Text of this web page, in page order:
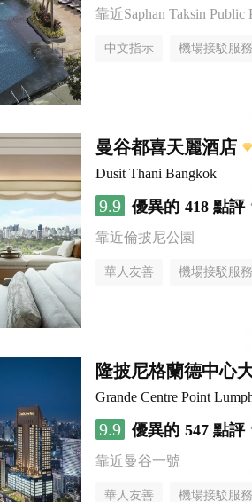
靠近Saphan Taksin Public
中文指示 機場接駁服務
曼谷都喜天麗酒店
Dusit Thani Bangkok
9.9 優異的 418 點評
靠近倫披尼公園
華人友善 機場接駁服務
隆披尼格蘭德中心
Grande Centre Point
9.9 優異的 547 點評
靠近曼谷一號
華人友善 機場接駁服務